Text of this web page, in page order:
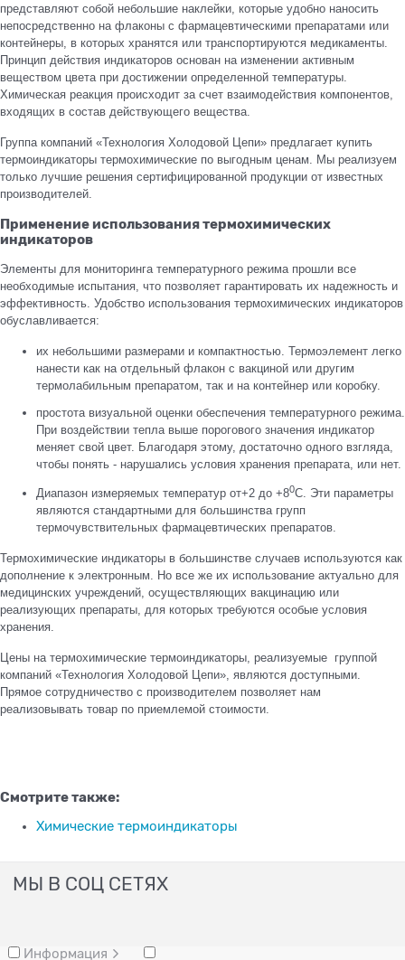
представляют собой небольшие наклейки, которые удобно наносить
непосредственно на флаконы с фармацевтическими препаратами или
контейнеры, в которых хранятся или транспортируются медикаменты.
Принцип действия индикаторов основан на изменении активным
веществом цвета при достижении определенной температуры.
Химическая реакция происходит за счет взаимодействия компонентов,
входящих в состав действующего вещества.
Группа компаний «Технология Холодовой Цепи» предлагает купить
термоиндикаторы термохимические по выгодным ценам. Мы реализуем
только лучшие решения сертифицированной продукции от известных
производителей.
Применение использования термохимических
индикаторов
Элементы для мониторинга температурного режима прошли все
необходимые испытания, что позволяет гарантировать их надежность и
эффективность. Удобство использования термохимических индикаторов
обуславливается:
их небольшими размерами и компактностью. Термоэлемент легко
нанести как на отдельный флакон с вакциной или другим
термолабильным препаратом, так и на контейнер или коробку.
простота визуальной оценки обеспечения температурного режима.
При воздействии тепла выше порогового значения индикатор
меняет свой цвет. Благодаря этому, достаточно одного взгляда,
чтобы понять - нарушались условия хранения препарата, или нет.
Диапазон измеряемых температур от+2 до +80С. Эти параметры
являются стандартными для большинства групп
термочувствительных фармацевтических препаратов.
Термохимические индикаторы в большинстве случаев используются как
дополнение к электронным. Но все же их использование актуально для
медицинских учреждений, осуществляющих вакцинацию или
реализующих препараты, для которых требуются особые условия
хранения.
Цены на термохимические термоиндикаторы, реализуемые группой
компаний «Технология Холодовой Цепи», являются доступными.
Прямое сотрудничество с производителем позволяет нам
реализовывать товар по приемлемой стоимости.
Смотрите также:
Химические термоиндикаторы
МЫ В СОЦ СЕТЯХ
Информация